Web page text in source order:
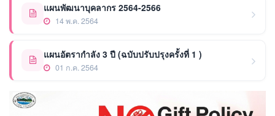
แผนพัฒนาบุคลากร 2564-2566
14 พ.ค. 2564
แผนอัตรากำลัง 3 ปี (ฉบับปรับปรุงครั้งที่ 1 )
01 ก.ค. 2564